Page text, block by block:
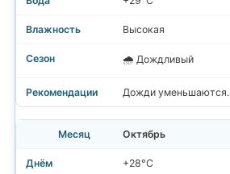
Высокая
🌧️ Дождливый
Дожди уменьшаются.
Октябрь
+28°C